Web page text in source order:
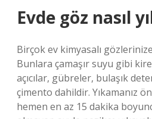
Evde göz nasıl
Birçok ev kimyasalı
Bunlara çamaşır suyu gibi
açıcılar, gübreler, bulaşık
çimento dahildir. Yıkamanız
hemen en az 15 dakika